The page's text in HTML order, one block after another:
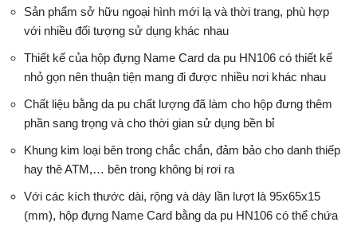
Sản phẩm sở hữu ngoại hình mới lạ và thời trang, phù hợp
với nhiều đối tượng sử dụng khác nhau
Thiết kế của hộp đựng Name Card da pu HN106 có thiết kế
nhỏ gọn nên thuận tiện mang đi được nhiều nơi khác nhau
Chất liệu bằng da pu chất lượng đã làm cho hộp đưng thêm
phần sang trọng và cho thời gian sử dụng bền bỉ
Khung kim loại bên trong chắc chắn, đảm bảo cho danh thiếp
hay thê ATM,… bên trong không bị rơi ra
Với các kích thước dài, rộng và dày lần lượt là 95x65x15
(mm), hộp đựng Name Card bằng da pu HN106 có thể chứa